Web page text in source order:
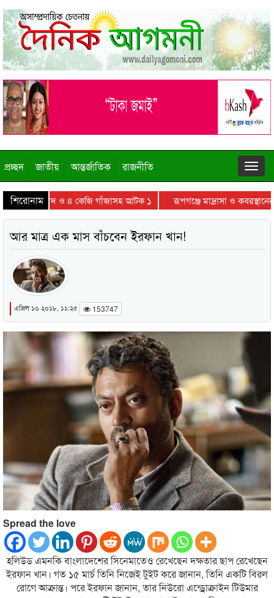
প্রচ্ছদ জাতীয় আন্তর্জাতিক রাজনীতি
শিরোনাম
বিদেশি মদ ও ৪ কেজি গাঁজাসহ আটক ১ রূপগঞ্জে মাদ্রাসা ও কবরস্থানের
আর মাত্র এক মাস বাঁচবেন ইরফান খান!
এপ্রিল ১০ ২০১৮, ১১:২৫ 153747
Spread the love
হলিউড এমনকি বাংলাদেশের সিনেমাতেও রেখেছেন দক্ষতার ছাপ রেখেছেন
ইরফান খান। গত ১৫ মার্চ তিনি নিজেই টুইট করে জানান, তিনি একটি বিরল
রোগে আক্রান্ত। পরে ইরফান জানান, তার নিউরো এন্ড্রোক্রাইন টিউমার